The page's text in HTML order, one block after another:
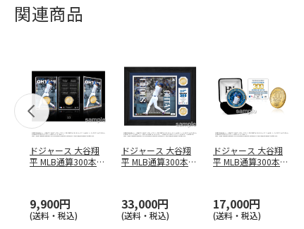
関連商品
ドジャース 大谷翔
平 MLB通算300本塁
9,900円
(送料・税込)
ドジャース 大谷翔
平 MLB通算300本塁
33,000円
(送料・税込)
ドジャース 大谷翔
平 MLB通算300本塁
17,000円
(送料・税込)